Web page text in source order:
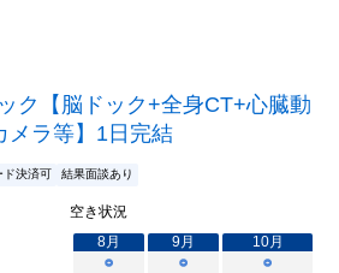
ク【脳ドック+全身CT+心臓動
メラ等】1日完結
決済可 結果面談あり
空き状況
8月 9月 10月
○
○ ○